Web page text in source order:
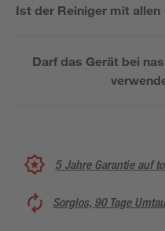
Ist der Reiniger mit
Darf das Gerät bei
5 Jahre Garantie auf
Sorglos, 90 Tage